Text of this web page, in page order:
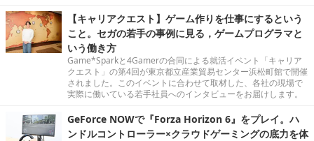
【キャリアクエスト】ゲーム作りを仕事にするという
こと。セガの若手の事例に見る，ゲームプログラマと
いう働き方
Game*Sparkと4Gamerの合同による就活イベント「キャリア
クエスト」の第4回が東京都立産業貿易センター浜松町館で開催
されました。このイベントに合わせて取材した、各社の現場で
実際に働いている若手社員へのインタビューをお届けします。
GeForce NOWで『Forza Horizon 6』をプレイ。ハ
ンドルコントローラー×クラウドゲーミングの底力を体